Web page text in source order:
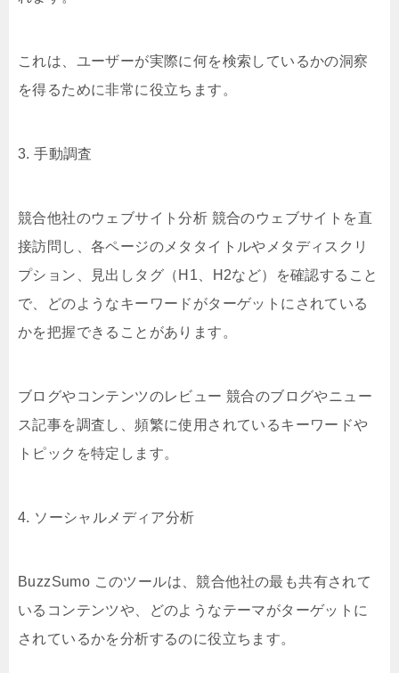
これは、ユーザーが実際に何を検索しているかの洞察
を得るために非常に役立ちます。
3. 手動調査
競合他社のウェブサイト分析 競合のウェブサイトを直
接訪問し、各ページのメタタイトルやメタディスクリ
プション、見出しタグ（H1、H2など）を確認すること
で、どのようなキーワードがターゲットにされている
かを把握できることがあります。
ブログやコンテンツのレビュー 競合のブログやニュー
ス記事を調査し、頻繁に使用されているキーワードや
トピックを特定します。
4. ソーシャルメディア分析
BuzzSumo このツールは、競合他社の最も共有されて
いるコンテンツや、どのようなテーマがターゲットに
されているかを分析するのに役立ちます。